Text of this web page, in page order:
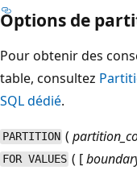
Options de
Pour obtenir des
table, consultez
SQL dédié.
PARTITION (
FOR VALUES ( [